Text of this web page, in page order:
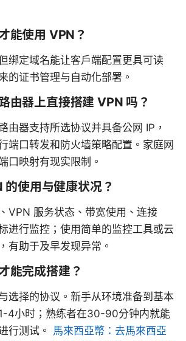
能使用 VPN？
绑定域名能让客户端配置更具可读
的证书管理与自动化部署。
由器上直接搭建 VPN 吗？
由器支持所选协议并具备公网 IP，
端口转发和防火墙策略配置。家庭网
口映射有现实限制。
的使用与健康状况？
VPN 服务状态、带宽使用、连接
进行监控；使用简单的监控工具或云
有助于及早发现异常。
能完成搭建？
选择的协议。新手从环境准备到基本
4小时；熟练者在30-90分钟内就能
行测试。 馬來西亞幣：去馬來西亞